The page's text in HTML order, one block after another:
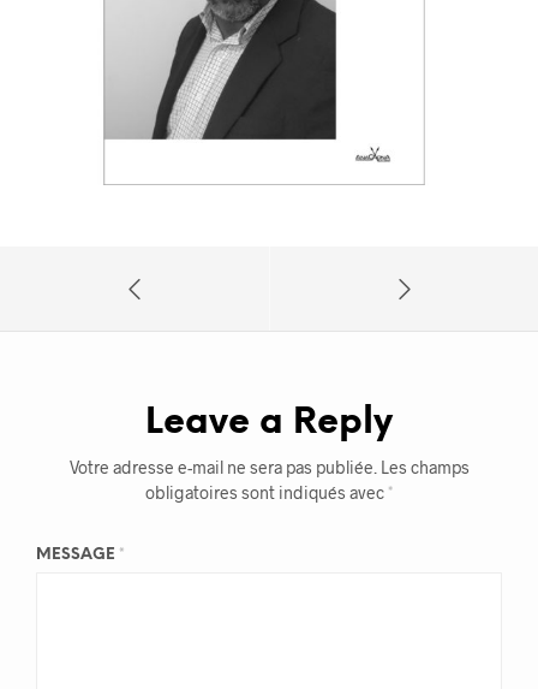
Leave a Reply
Votre adresse e-mail ne sera pas publiée. Les champs
obligatoires sont indiqués avec *
MESSAGE *